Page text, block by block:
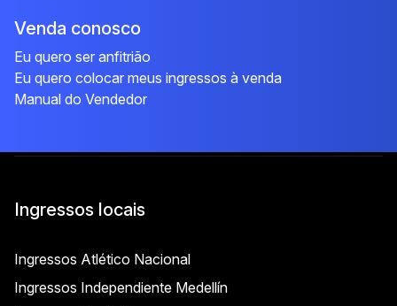
Venda conosco
Eu quero ser anfitrião
Eu quero colocar meus ingressos à venda
Manual do Vendedor
Ingressos locais
Ingressos Atlético Nacional
Ingressos Independiente Medellín